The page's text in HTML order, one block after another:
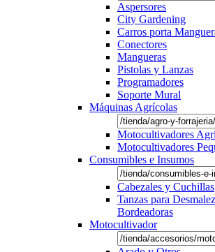
Aspersores
City Gardening
Carros porta
Conectores
Mangueras
Pistolas y Lanzas
Programadores
Soporte Mural
Máquinas Agrícolas
Motocultivadores
Motocultivadores
Consumibles e Insumos
Cabezales y Cuchillas
Tanzas para
Bordeadoras
Motocultivador